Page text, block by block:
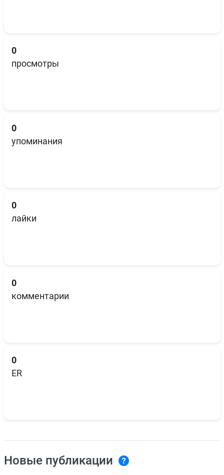
0
просмотры
0
упоминания
0
лайки
0
комментарии
0
ER
Новые публикации